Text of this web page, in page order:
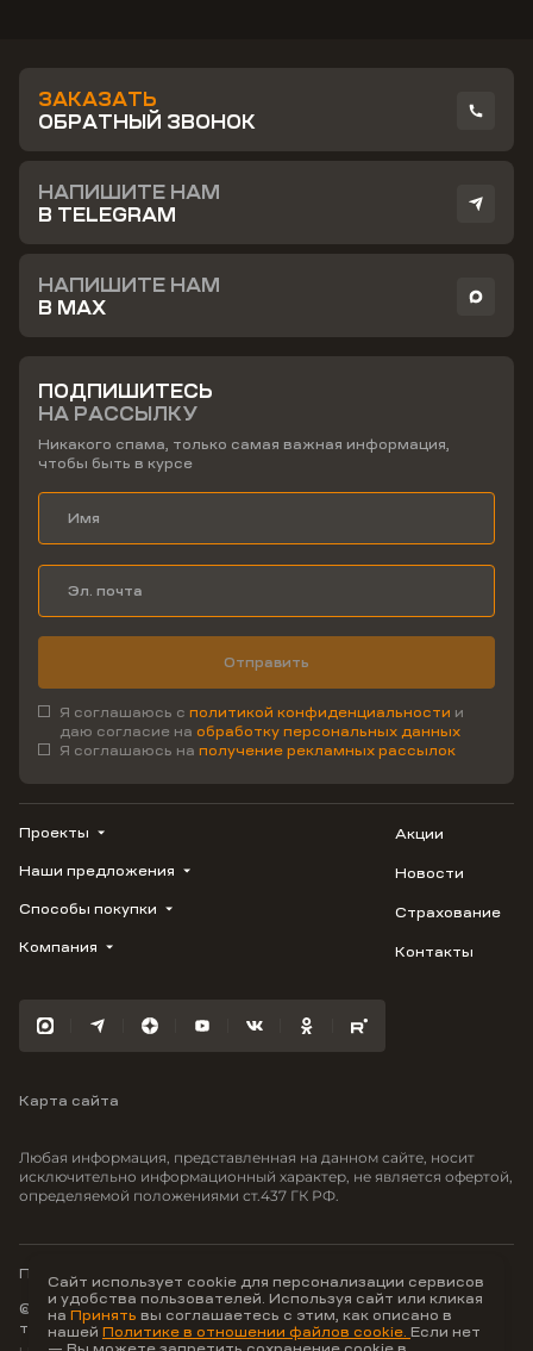
ЗАКАЗАТЬ
ОБРАТНЫЙ ЗВОНОК
НАПИШИТЕ НАМ
В TELEGRAM
НАПИШИТЕ НАМ
В MAX
ПОДПИШИТЕСЬ
НА РАССЫЛКУ
Никакого спама, только самая важная информация,
чтобы быть в курсе
Отправить
Я соглашаюсь с политикой конфиденциальности и
даю согласие на обработку персональных данных
Я соглашаюсь на получение рекламных рассылок
Проекты
ВЕРН
1799
Флора
Отражение
Моретта
Вместе
Наши предложения
Купить квартиру
Студию
3-комнатную
Способы покупки
Трейд-ин
100% оплата
Компания
Карьера
Акции
Новости
Страхование
Контакты
Карта сайта
Любая информация, представленная на данном сайте, носит
исключительно информационный характер, не является офертой,
определяемой положениями ст.437 ГК РФ.
© ООО Неоагентство, ИНН 9703176621,
тел.:+7 800 707-87-38
Политика конфиденциальности
Сайт использует cookie для персонализации сервисов
и удобства пользователей. Используя сайт или кликая
на Принять вы соглашаетесь с этим, как описано в
нашей Политике в отношении файлов cookie. Если нет